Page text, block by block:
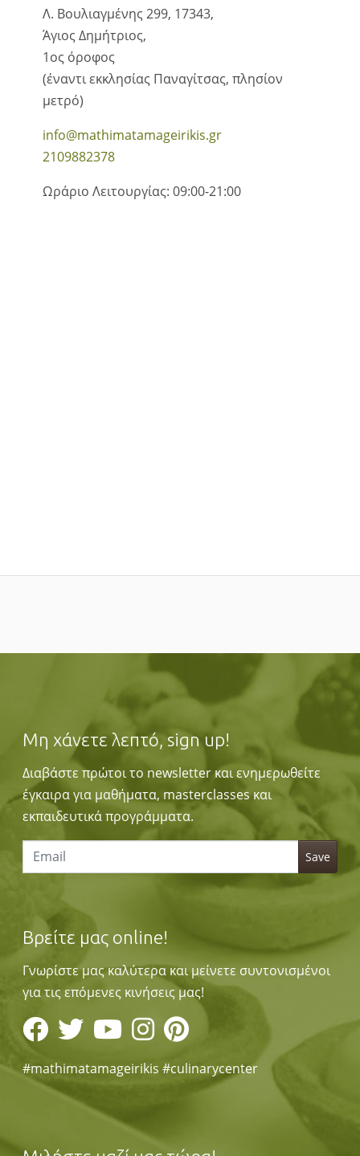
Λ. Βουλιαγμένης 299, 17343,
Άγιος Δημήτριος,
1ος όροφος
(έναντι εκκλησίας Παναγίτσας, πλησίον
μετρό)
info@mathimatamageirikis.gr
2109882378
Ωράριο Λειτουργίας: 09:00-21:00
Μη χάνετε λεπτό, sign up!
Διαβάστε πρώτοι το newsletter και ενημερωθείτε
έγκαιρα για μαθήματα, masterclasses και
εκπαιδευτικά προγράμματα.
Βρείτε μας online!
Γνωρίστε μας καλύτερα και μείνετε συντονισμένοι
για τις επόμενες κινήσεις μας!
#mathimatamageirikis #culinarycenter